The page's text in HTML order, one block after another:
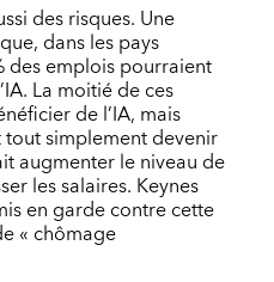
des risques. Une
dans les pays
des emplois pourraient
La moitié de ces
de l’IA, mais
simplement devenir
augmenter le niveau de
les salaires. Keynes
en garde contre cette
« chômage